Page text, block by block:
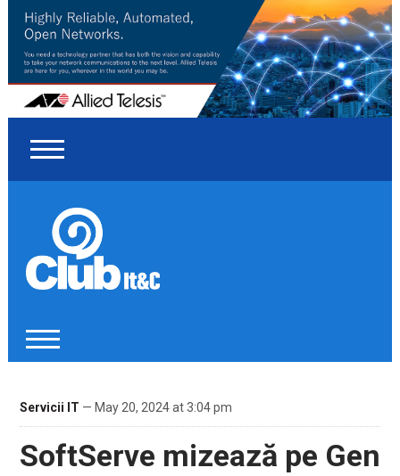
Servicii IT — May 20, 2024 at 3:04 pm
SoftServe mizează pe Gen